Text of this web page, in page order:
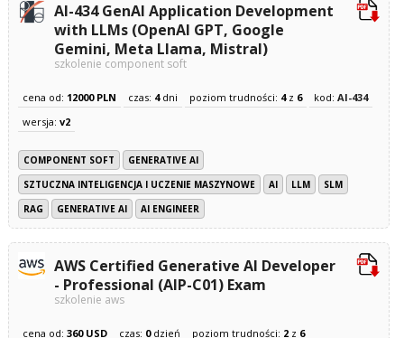
AI-434 GenAI Application Development
with LLMs (OpenAI GPT, Google
Gemini, Meta Llama, Mistral)
szkolenie component soft
cena od: 12000 PLN czas: 4dni poziom trudności: 4z 6 kod: AI-434
wersja: v2
COMPONENT SOFT
GENERATIVE AI
SZTUCZNA INTELIGENCJA I UCZENIE MASZYNOWE
AI LLM
SLM
RAG
GENERATIVE AI AI ENGINEER
AWS Certified Generative AI Developer
- Professional (AIP-C01) Exam
szkolenie aws
cena od: 360 USD czas: 0dzień poziom trudności: 2z 6